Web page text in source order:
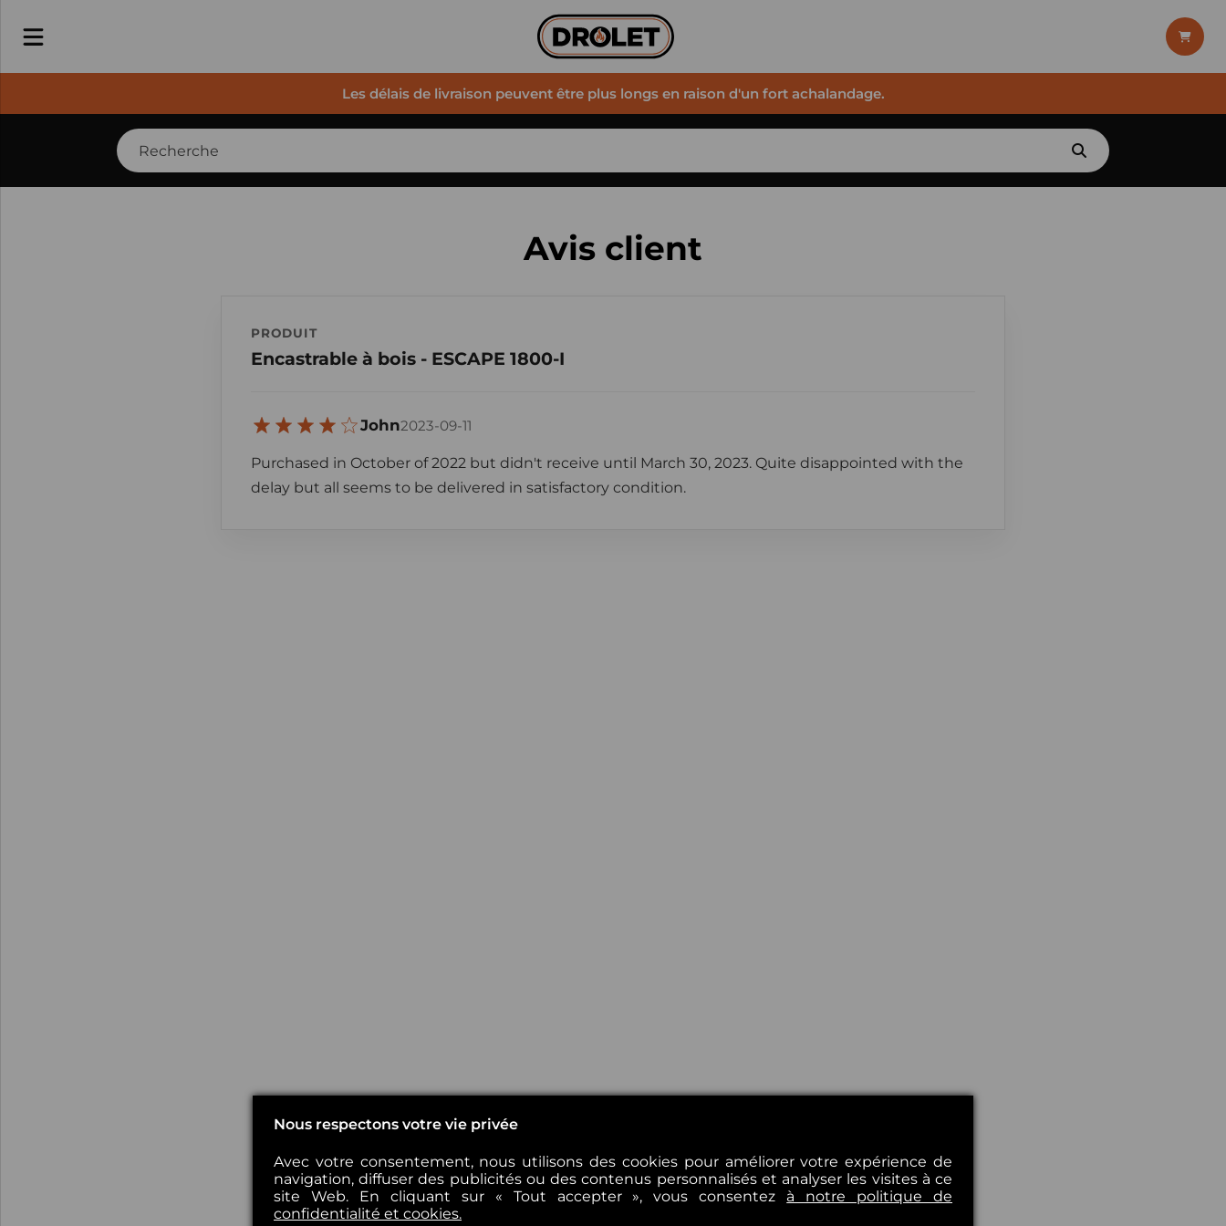
Les délais de livraison peuvent être plus longs en raison d'un fort achalandage.
Avis client
PRODUIT
Encastrable à bois - ESCAPE 1800-I
John2023-09-11
Purchased in October of 2022 but didn't receive until March 30, 2023. Quite disappointed with the
delay but all seems to be delivered in satisfactory condition.
Nous respectons votre vie privée
Avec votre consentement, nous utilisons des cookies pour améliorer votre expérience de
navigation, diffuser des publicités ou des contenus personnalisés et analyser les visites à ce
site Web. En cliquant sur « Tout accepter », vous consentez à notre politique de
confidentialité et cookies.